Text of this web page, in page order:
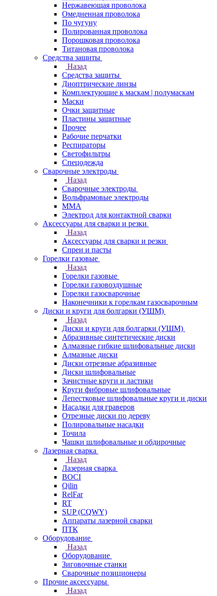
Нержавеющая проволока
Омедненная проволока
По чугуну
Полированная проволока
Порошковая проволока
Титановая проволока
Средства защиты
Назад
Средства защиты
Диоптрические линзы
Комплектующие к маскам | полумаскам
Маски
Очки защитные
Пластины защитные
Прочее
Рабочие перчатки
Респираторы
Светофильтры
Спецодежда
Сварочные электроды
Назад
Сварочные электроды
Вольфрамовые электроды
ММА
Электрод для контактной сварки
Аксессуары для сварки и резки
Назад
Аксессуары для сварки и резки
Спреи и пасты
Горелки газовые
Назад
Горелки газовые
Горелки газовоздушные
Горелки газосварочные
Наконечники к горелкам газосварочным
Диски и круги для болгарки (УШМ)
Назад
Диски и круги для болгарки (УШМ)
Абразивные синтетические диски
Алмазные гибкие шлифовальные диски
Алмазные диски
Диски отрезные абразивные
Диски шлифовальные
Зачистные круги и ластики
Круги фибровые шлифовальные
Лепестковые шлифовальные круги и диски
Насадки для граверов
Отрезные диски по дереву
Полировальные насадки
Точила
Чашки шлифовальные и обдирочные
Лазерная сварка
Назад
Лазерная сварка
BOCI
Qilin
RelFar
RT
SUP (CQWY)
Аппараты лазерной сварки
ПТК
Оборудование
Назад
Оборудование
Зиговочные станки
Сварочные позиционеры
Прочие аксессуары
Назад